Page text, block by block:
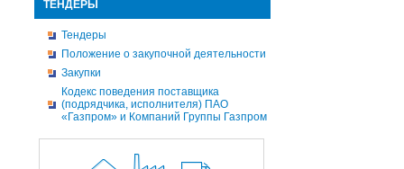
ТЕНДЕРЫ
Тендеры
Положение о закупочной деятельности
Закупки
Кодекс поведения поставщика
(подрядчика, исполнителя) ПАО
«Газпром» и Компаний Группы Газпром